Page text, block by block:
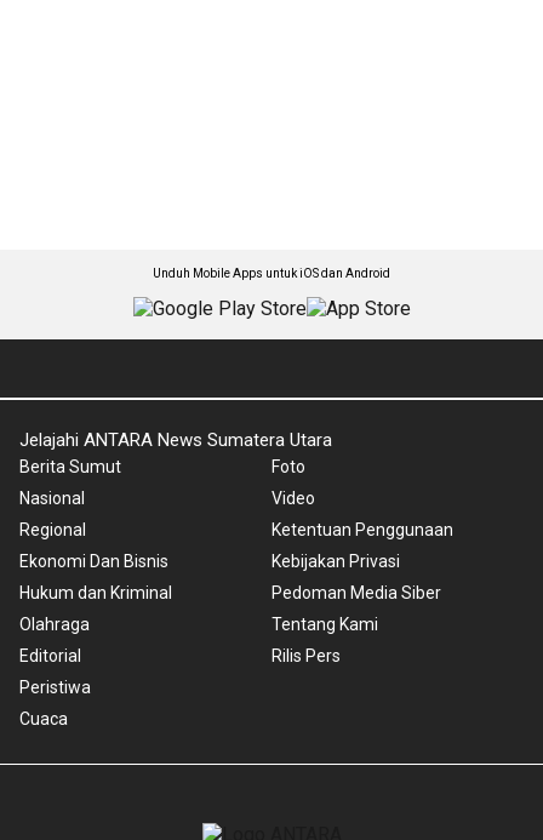
Unduh Mobile Apps untuk iOS dan Android
Jelajahi ANTARA News Sumatera Utara
Berita Sumut
Nasional
Regional
Ekonomi Dan Bisnis
Hukum dan Kriminal
Olahraga
Editorial
Peristiwa
Cuaca
Foto
Video
Ketentuan Penggunaan
Kebijakan Privasi
Pedoman Media Siber
Tentang Kami
Rilis Pers